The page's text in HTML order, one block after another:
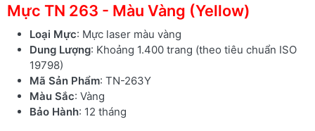
Mực TN 263 - Màu Vàng (Yellow)
Loại Mực: Mực laser màu vàng
Dung Lượng: Khoảng 1.400 trang (theo tiêu chuẩn ISO
19798)
Mã Sản Phẩm: TN-263Y
Màu Sắc: Vàng
Bảo Hành: 12 tháng